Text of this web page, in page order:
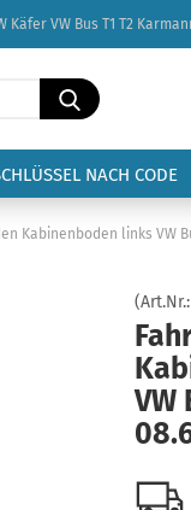
Käfer VW Bus T1 T2
auswählen
Passwort
Konto erstellen
Passwort
Suche...
NACH CODE
Kabinenboden links VW
(Art.Nr.:
VW